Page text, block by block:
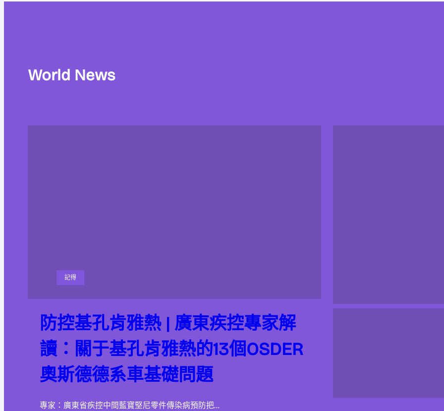
World News
記得
防控基孔肯雅熱 | 廣東疾控專家解
讀：關于基孔肯雅熱的13個OSDER
奧斯德德系車基礎問題
專家：廣東省疾控中間藍寶堅尼零件傳染病預防把…